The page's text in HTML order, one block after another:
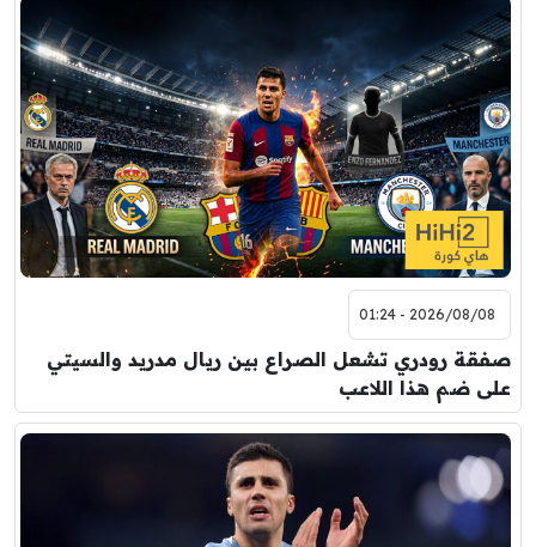
2026/08/08 - 01:24
صفقة رودري تشعل الصراع بين ريال مدريد والسيتي
على ضم هذا اللاعب